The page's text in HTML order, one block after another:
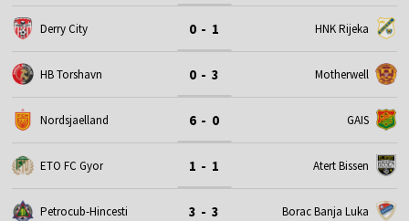
Derry City 0 - 1 HNK Rijeka
HB Torshavn 0 - 3 Motherwell
Nordsjaelland 6 - 0 GAIS
ETO FC Gyor 1 - 1 Atert Bissen
Petrocub-Hincesti 3 - 3 Borac Banja Luka